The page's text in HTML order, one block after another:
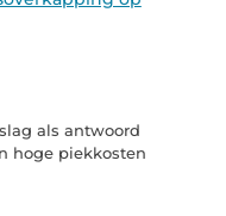
als antwoord
hoge piekkosten